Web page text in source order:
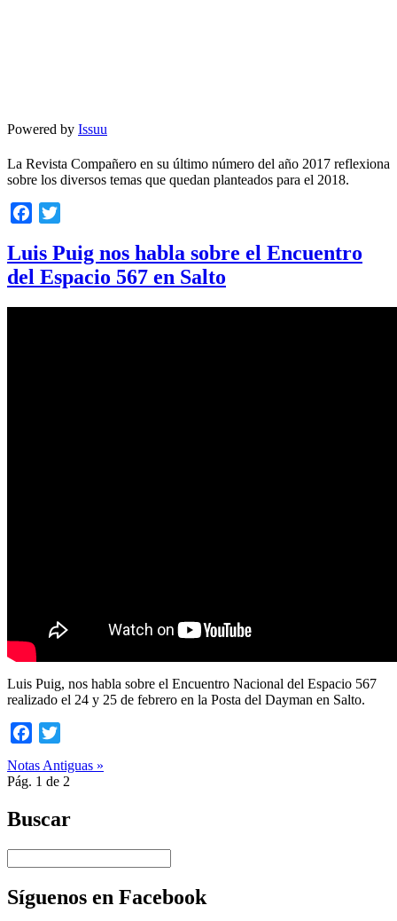
Powered by Issuu
La Revista Compañero en su último número del año 2017 reflexiona
sobre los diversos temas que quedan planteados para el 2018.
Facebook
Luis Puig nos habla sobre el Encuentro
del Espacio 567 en Salto
Luis Puig, nos habla sobre el Encuentro Nacional del Espacio 567
realizado el 24 y 25 de febrero en la Posta del Dayman en Salto.
Facebook
Notas Antiguas »
Pág. 1 de 2
Buscar
Síguenos en Facebook